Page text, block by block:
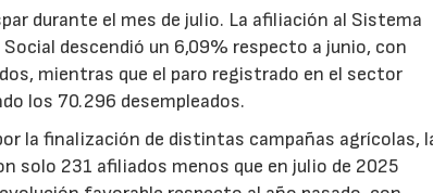
durante el mes de julio. La afiliación al Sistema
Social descendió un 6,09% respecto a junio, con
mientras que el paro registrado en el sector
los 70.296 desempleados.
la finalización de distintas campañas agrícolas,
solo 231 afiliados menos que en julio de 2025